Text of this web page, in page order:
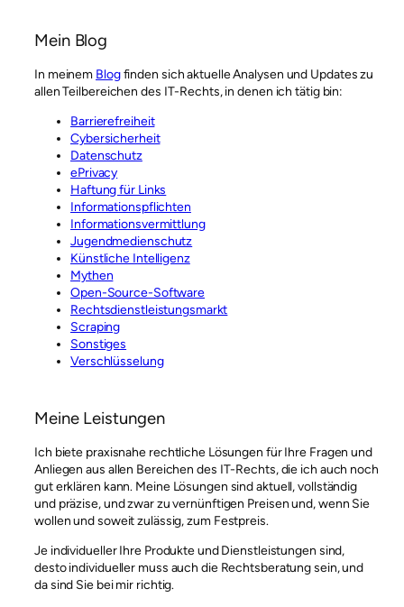
Mein Blog
In meinem Blogfinden sich aktuelle Analysen und Updates zu
allen Teilbereichen des IT-Rechts, in denen ich tätig bin:
Barrierefreiheit
Cybersicherheit
Datenschutz
ePrivacy
Haftung für Links
Informationspflichten
Informationsvermittlung
Jugendmedienschutz
Künstliche Intelligenz
Mythen
Open-Source-Software
Rechtsdienstleistungsmarkt
Scraping
Sonstiges
Verschlüsselung
Meine Leistungen
Ich biete praxisnahe rechtliche Lösungen für Ihre Fragen und
Anliegen aus allen Bereichen des IT-Rechts, die ich auch noch
gut erklären kann. Meine Lösungen sind aktuell, vollständig
und präzise, und zwar zu vernünftigen Preisen und, wenn Sie
wollen und soweit zulässig, zum Festpreis.
Je individueller Ihre Produkte und Dienstleistungen sind,
desto individueller muss auch die Rechtsberatung sein, und
da sind Sie bei mir richtig.